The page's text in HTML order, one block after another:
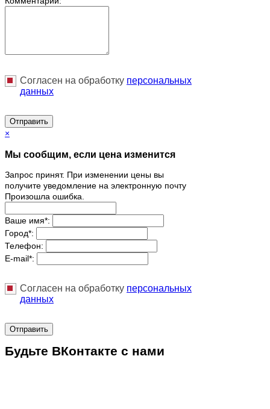
Согласен на обработку персональныx
данных
Отправить
×
Мы сообщим, если цена изменится
Запрос принят. При изменении цены вы
получите уведомление на электронную почту
Произошла ошибка.
Ваше имя*:
Город*:
Телефон:
E-mail*:
Согласен на обработку персональныx
данных
Отправить
Будьте ВКонтакте с нами